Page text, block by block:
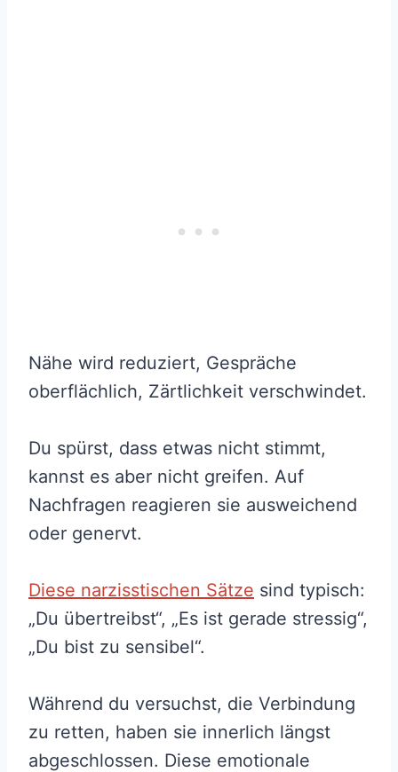
Nähe wird reduziert, Gespräche
oberflächlich, Zärtlichkeit verschwindet.
Du spürst, dass etwas nicht stimmt,
kannst es aber nicht greifen. Auf
Nachfragen reagieren sie ausweichend
oder genervt.
Diese narzisstischen Sätze sind typisch:
„Du übertreibst“, „Es ist gerade stressig“,
„Du bist zu sensibel“.
Während du versuchst, die Verbindung
zu retten, haben sie innerlich längst
abgeschlossen. Diese emotionale